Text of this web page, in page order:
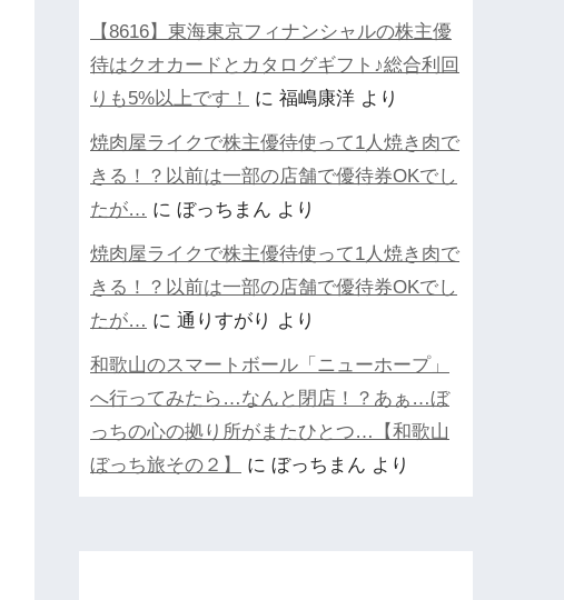
【8616】東海東京フィナンシャルの株主優
待はクオカードとカタログギフト♪総合利回
りも5%以上です！
に 福嶋康洋 より
焼肉屋ライクで株主優待使って1人焼き肉で
きる！？以前は一部の店舗で優待券OKでし
たが… に ぼっちまん より
焼肉屋ライクで株主優待使って1人焼き肉で
きる！？以前は一部の店舗で優待券OKでし
たが… に 通りすがり より
和歌山のスマートボール「ニューホープ」
へ行ってみたら…なんと閉店！？あぁ…ぼ
っちの心の拠り所がまたひとつ…【和歌山
ぼっち旅その２】
に ぼっちまん より